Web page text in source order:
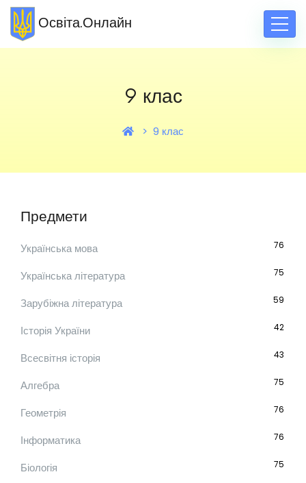
Освіта.Онлайн
9 клас
9 клас
Предмети
Українська мова 76
Українська література 75
Зарубіжна література 59
Історія України 42
Всесвітня історія 43
Алгебра 75
Геометрія 76
Інформатика 76
Біологія 75